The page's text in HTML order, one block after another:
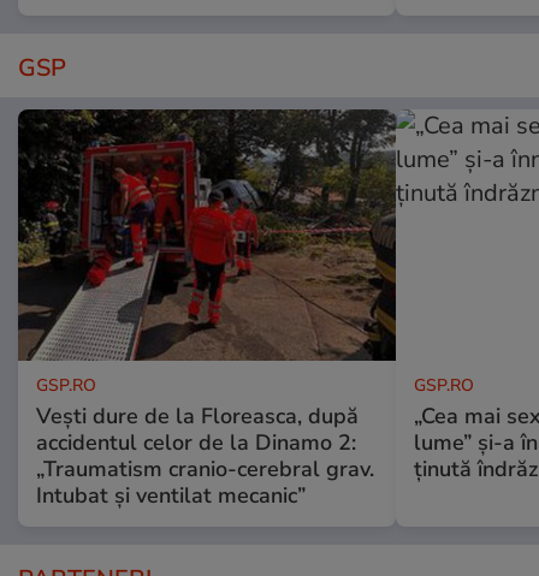
GSP
GSP.RO
Vești dure de la Floreasca, după
accidentul celor de la Dinamo 2:
„Traumatism cranio-cerebral grav.
Intubat și ventilat mecanic”
GSP.RO
„Cea mai
lume” și-a
ținută